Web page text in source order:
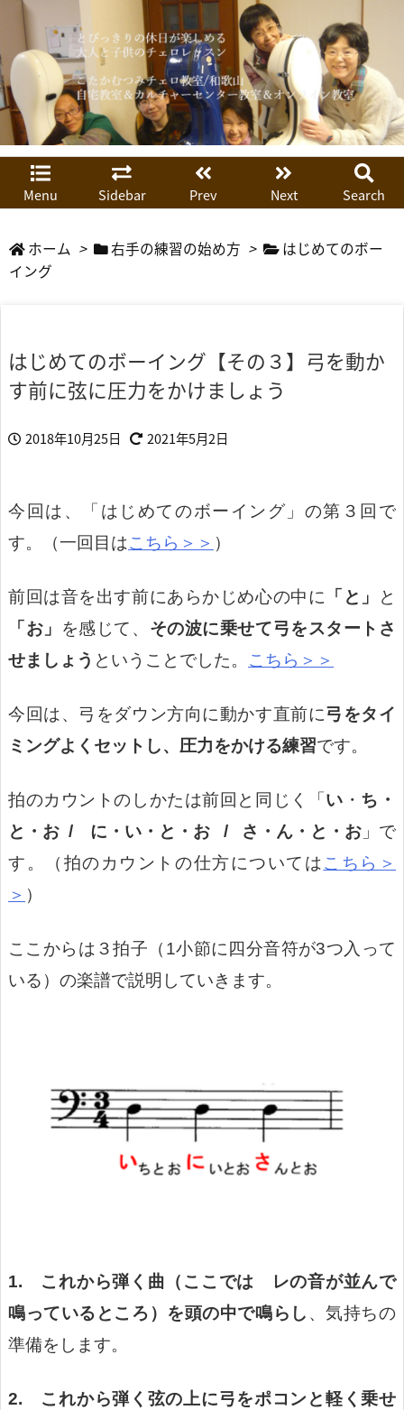
Menu Sidebar Prev Next Search
ホーム > 右手の練習の始め方 >
はじめてのボー
イング
はじめてのボーイング【その３】弓を動か
す前に弦に圧力をかけましょう
2018年10月25日 2021年5月2日
今回は、「はじめてのボーイング」の第３回で
す。（一回目はこちら＞＞ ）
前回は音を出す前にあらかじめ心の中に 「と」
と
「お」
を感じて、 その波に乗せて弓をスタートさ
せましょう ということでした。 こちら＞＞
今回は、弓をダウン方向に動かす直前に弓をタイ
ミングよくセットし、圧力をかける練習です。
拍のカウントのしかたは前回と同じく「 い ・ ち・
と・お /
に・い・と・お / さ・ん・と・お 」で
す。（拍のカウントの仕方についてはこちら＞
＞ ）
ここからは ３拍子（1小節に四分音符が3つ入って
いる）の楽譜で説明していきます。
1. これから弾く曲（ここでは レの音が並んで
鳴っているところ）を頭の中で鳴らし 、気持ちの
準備をします。
2. これから弾く弦の上に弓をポコンと軽く乗せ